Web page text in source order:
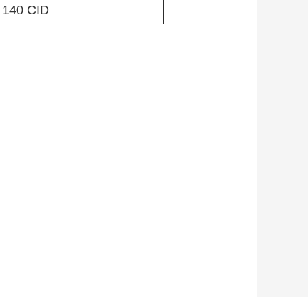
CID